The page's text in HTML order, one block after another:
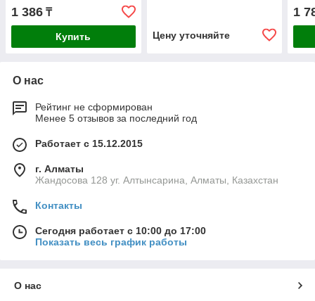
1 386 ₸
Купить Цену уточняйте
1
О нас
Рейтинг не сформирован
Менее 5 отзывов за последний год
Работает с 15.12.2015
г. Алматы
Жандосова 128 уг. Алтынсарина, Алматы, Казахстан
Контакты
Сегодня работает с 10:00 до 17:00
Показать весь график работы
О нас